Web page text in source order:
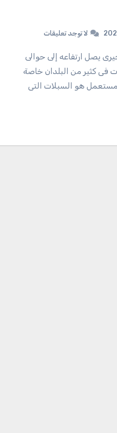
لا توجد تعليقات
فى كثير من البلدان خاصة
هو السبلات التى